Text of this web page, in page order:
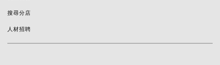
搜尋分店
人材招聘